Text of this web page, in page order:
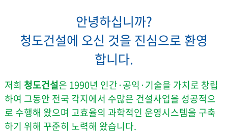
안녕하십니까?
청도건설에 오신 것을 진심으로 환영
합니다.
저희 청도건설은 1990년 인간·공익·기술을 가치로 창립
하여 그동안 전국 각지에서 수많은 건설사업을 성공적으
로 수행해 왔으며 고효율의 과학적인 운영시스템을 구축
하기 위해 꾸준히 노력해 왔습니다.